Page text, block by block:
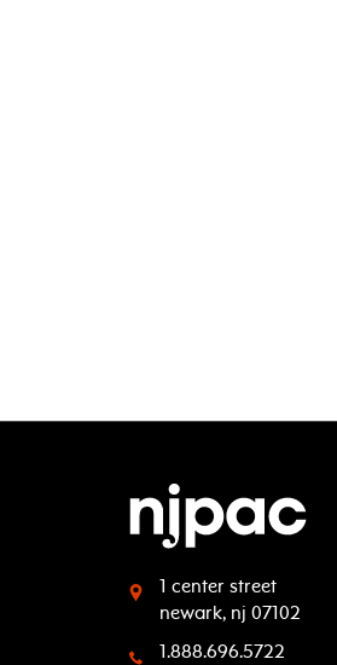
1 center street
newark, nj 07102
1.888.696.5722